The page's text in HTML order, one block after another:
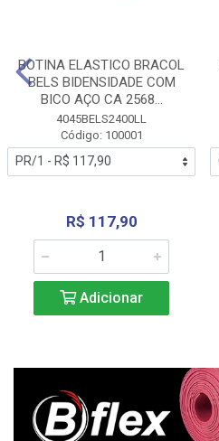
BOTINA ELASTICO BRACOL
BELS BIDENSIDADE COM
BICO AÇO CA 2568...
4045BELS2400LL
Código: 100001
R$ 117,90
Adicionar